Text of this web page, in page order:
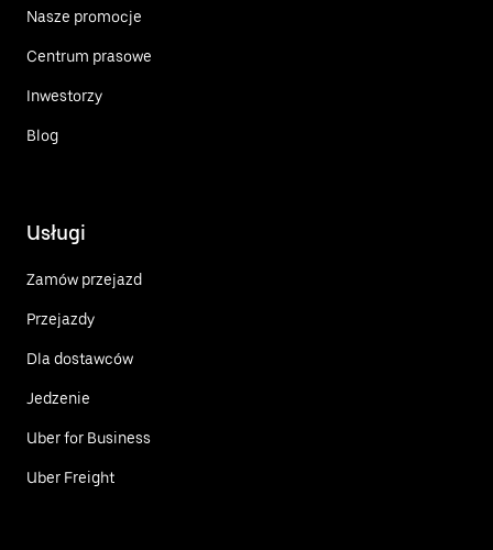
Nasze promocje
Centrum prasowe
Inwestorzy
Blog
Usługi
Zamów przejazd
Przejazdy
Dla dostawców
Jedzenie
Uber for Business
Uber Freight